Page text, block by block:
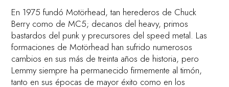
En 1975 fundó Motörhead, tan herederos de Chuck
Berry como de MC5; decanos del heavy, primos
bastardos del punk y precursores del speed metal. Las
formaciones de Motörhead han sufrido numerosos
cambios en sus más de treinta años de historia, pero
Lemmy siempre ha permanecido firmemente al timón,
tanto en sus épocas de mayor éxito como en los